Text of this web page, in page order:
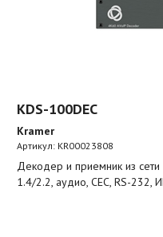
KDS-100DEC
Kramer
Артикул: KR00023808
Декодер и приемник из
1.4/2.2, аудио, CEC, RS-232,